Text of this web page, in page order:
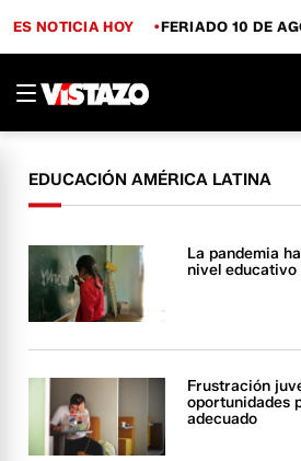
ES NOTICIA HOY FERIADO 10 DE
EDUCACIÓN AMÉRICA LATINA
La pandemia
nivel educativo
Frustración
oportunidades
adecuado